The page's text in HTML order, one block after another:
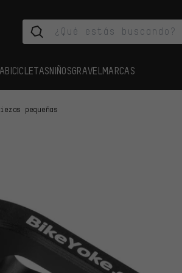
BICICLETASNIÑOSGRAVEL MARCAS
pequeñas